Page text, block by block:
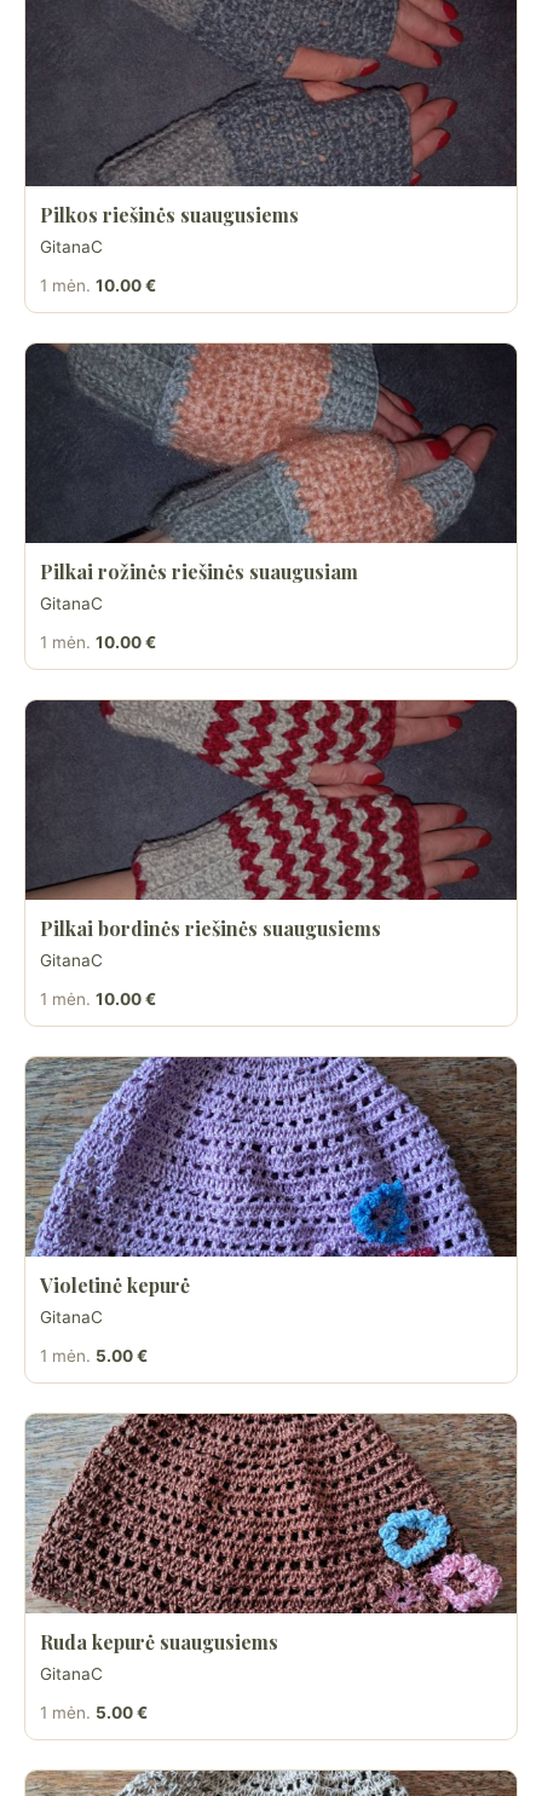
Pilkos riešinės suaugusiems
GitanaC
1 mėn. 10.00 €
Pilkai rožinės riešinės suaugusiam
GitanaC
1 mėn. 10.00 €
Pilkai bordinės riešinės suaugusiems
GitanaC
1 mėn. 10.00 €
Violetinė kepurė
GitanaC
1 mėn. 5.00 €
Ruda kepurė suaugusiems
GitanaC
1 mėn. 5.00 €